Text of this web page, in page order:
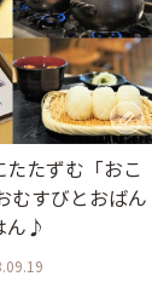
たずむ「おこ
むすびとおばん
ん♪